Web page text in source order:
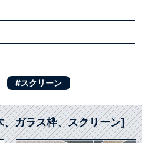
#スクリーン
ガラス枠、スクリーン]